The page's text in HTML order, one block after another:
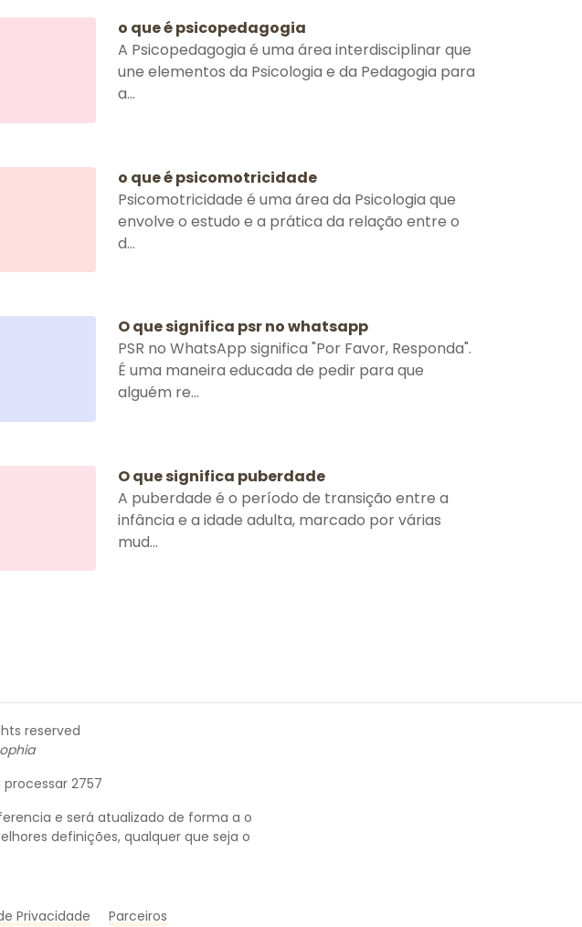
o que é psicopedagogia
A Psicopedagogia é uma área interdisciplinar que
une elementos da Psicologia e da Pedagogia para
a...
o que é psicomotricidade
Psicomotricidade é uma área da Psicologia que
envolve o estudo e a prática da relação entre o
d...
O que significa psr no whatsapp
PSR no WhatsApp significa "Por Favor, Responda".
É uma maneira educada de pedir para que
alguém re...
O que significa puberdade
A puberdade é o período de transição entre a
infância e a idade adulta, marcado por várias
mud...
reserved
2757
e será atualizado de forma a o
definições, qualquer que seja o
Privacidade Parceiros